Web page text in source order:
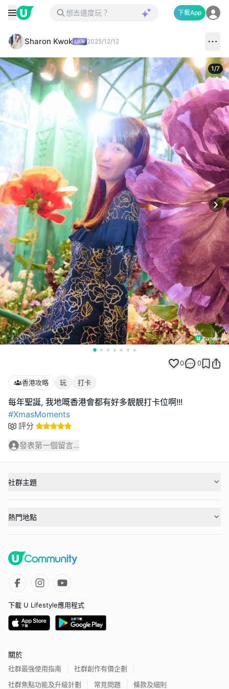
下載App
Sharon Kwok 2025/12/12
1/7
0 0
香港攻略 玩 打卡
#XmasMoments
評分
發表第一個留言...
社群主題
熱門地點
下載 U Lifestyle應用程式
關於
社群最強使用指南
社群創作有價企劃
社群焦點功能及升級計劃
常見問題 條款及細則